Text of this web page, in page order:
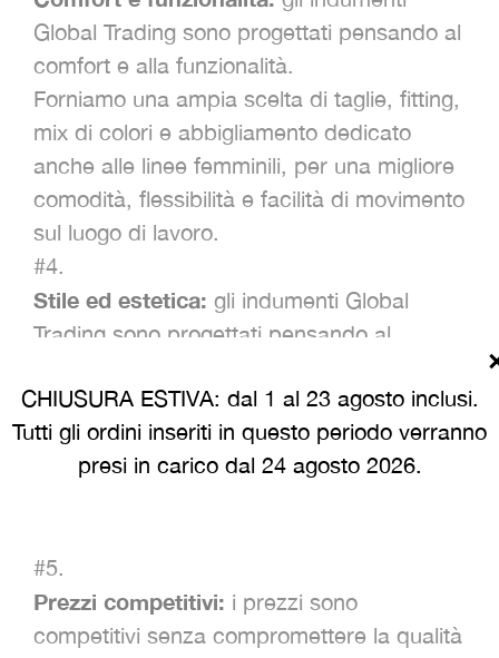
CHIUSURA ESTIVA: dal 1 al 23 agosto inclusi.
Tutti gli ordini inseriti in questo periodo verranno
presi in carico dal 24 agosto 2026.
Global Trading sono progettati pensando al
comfort e alla funzionalità.
Forniamo una ampia scelta di taglie, fitting,
mix di colori e abbigliamento dedicato
anche alle linee femminili, per una migliore
comodità, flessibilità e facilità di movimento
sul luogo di lavoro.
#4.
Stile ed estetica: gli indumenti Global
Trading sono progettati pensando al
Forniamo una ampia scelta di taglie, fitting,
mix di colori e abbigliamento dedicato
anche alle linee femminili, per una migliore
#5.
Prezzi competitivi: i prezzi sono
competitivi senza compromettere la qualità